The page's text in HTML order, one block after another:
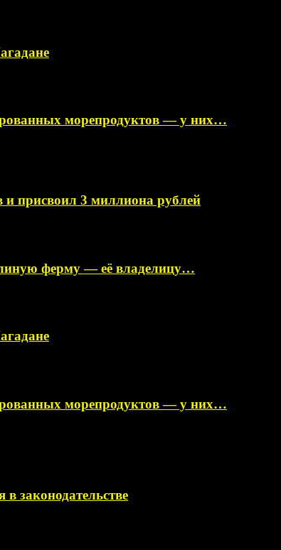
морепродуктов — у них…
и присвоил 3 миллиона рублей
ферму — её владелицу…
морепродуктов — у них…
законодательстве